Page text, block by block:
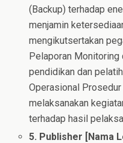
(Backup) terhadap
menjamin
mengikutsertakan
Pelaporan Monitoring
pendidikan dan
Operasional
melaksanakan
terhadap hasil
5. Publisher [Nama